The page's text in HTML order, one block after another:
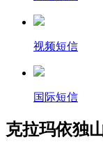
视频短信
国际短信
克拉玛依独